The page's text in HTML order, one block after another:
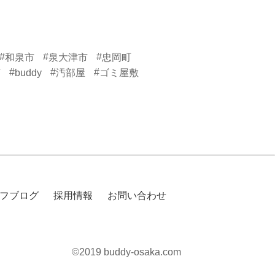
#和泉市 #泉大津市 #忠岡町
#buddy #汚部屋 #ゴミ屋敷
ブログ 採用情報 お問い合わせ
©2019 buddy-osaka.com